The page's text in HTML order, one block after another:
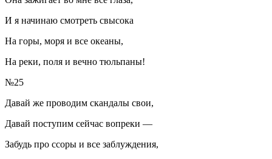
И я начинаю смотреть свысока
На горы, моря и все океаны,
На реки, поля и вечно тюльпаны!
№25
Давай же проводим скандалы свои,
Давай поступим сейчас вопреки —
Забудь про ссоры и все заблуждения,